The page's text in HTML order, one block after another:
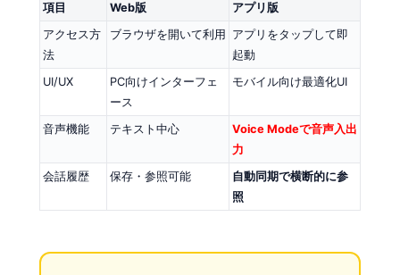
項目 Web版
アプリ版
アクセス方
法
ブラウザを開いて利用
アプリをタップして即
起動
UI/UX
PC向けインターフェ
ース
モバイル向け最適化UI
音声機能 テキスト中心
Voice Modeで音声入出
力
会話履歴
保存・参照可能
自動同期で横断的に参
照